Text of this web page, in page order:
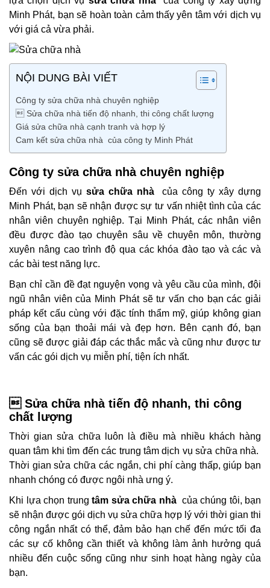
Minh Phát, bạn sẽ hoàn toàn cảm thấy yên tâm với dịch vụ
với giá cả vừa phải.
NỘI DUNG BÀI VIẾT
Công ty sửa chữa nhà chuyên nghiệp
 Sửa chữa nhà tiến độ nhanh, thi công chất lượng
Giá sửa chữa nhà cạnh tranh và hợp lý
Cam kết sửa chữa nhà của công ty Minh Phát
Công ty sửa chữa nhà chuyên nghiệp
Đến với dịch vụ sửa chữa nhà
của công ty xây dựng
Minh Phát, bạn sẽ nhận được sự tư vấn nhiệt tình của các
nhân viên chuyên nghiệp. Tại Minh Phát, các nhân viên
đều được đào tạo chuyên sâu về chuyên môn, thường
xuyên nâng cao trình độ qua các khóa đào tạo và các và
các bài test năng lực.
Bạn chỉ cần đề đạt nguyện vọng và yêu cầu của mình, đội
ngũ nhân viên của Minh Phát sẽ tư vấn cho bạn các giải
pháp kết cấu cùng với đặc tính thẩm mỹ, giúp không gian
sống của bạn thoải mái và đẹp hơn. Bên cạnh đó, bạn
cũng sẽ được giải đáp các thắc mắc và cũng như được tư
vấn các gói dịch vụ miễn phí, tiện ích nhất.
 Sửa chữa nhà tiến độ nhanh, thi công
chất lượng
Thời gian sửa chữa luôn là điều mà nhiều khách hàng
quan tâm khi tìm đến các trung tâm dịch vụ sửa chữa nhà.
Thời gian sửa chữa các ngắn, chi phí càng thấp, giúp bạn
nhanh chóng có được ngôi nhà ưng ý.
Khi lựa chọn trung tâm sửa chữa nhà của chúng tôi, bạn
sẽ nhận được gói dịch vụ sửa chữa hợp lý với thời gian thi
công ngắn nhất có thể, đảm bảo hạn chế đến mức tối đa
các sự cố không cần thiết và không làm ảnh hưởng quá
nhiều đến cuộc sống cũng như sinh hoạt hàng ngày của
bạn.